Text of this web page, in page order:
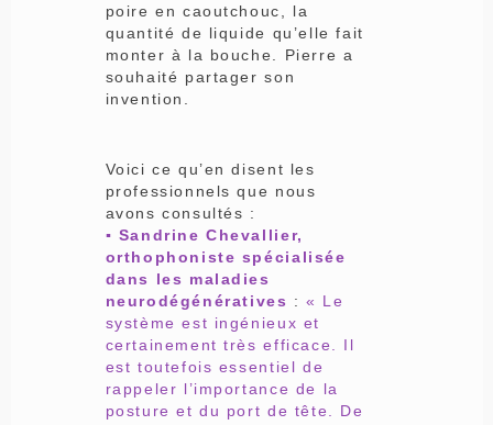
poire en caoutchouc, la
quantité de liquide qu’elle fait
monter à la bouche. Pierre a
souhaité partager son
invention.
Voici ce qu’en disent les
professionnels que nous
avons consultés :
▪ Sandrine Chevallier,
orthophoniste spécialisée
dans les maladies
neurodégénératives :« Le
système est ingénieux et
certainement très efficace. Il
est toutefois essentiel de
rappeler l’importance de la
posture et du port de tête. De